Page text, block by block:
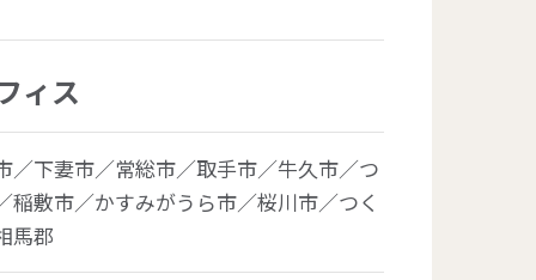
ィス
／下妻市／常総市／取手市／牛久市／つ
敷市／かすみがうら市／桜川市／つく
馬郡